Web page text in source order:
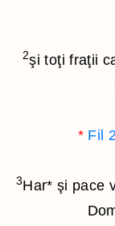
2şi toţi fraţii
* Fil
3Har* şi pace